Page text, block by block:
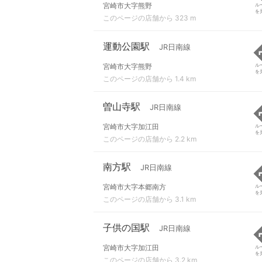
宮崎市大字熊野
このページの店舗から 323 m
ル
を
運動公園駅 JR日南線
宮崎市大字熊野
このページの店舗から 1.4 km
ル
を
曽山寺駅 JR日南線
宮崎市大字加江田
このページの店舗から 2.2 km
ル
を
南方駅 JR日南線
宮崎市大字本郷南方
このページの店舗から 3.1 km
ル
を
子供の国駅 JR日南線
宮崎市大字加江田
このページの店舗から 3.2 km
ル
を